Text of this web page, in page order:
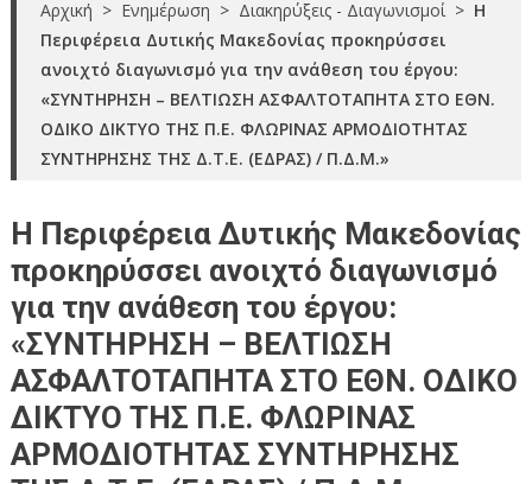
Αρχική > Ενημέρωση > Διακηρύξεις - Διαγωνισμοί > H
Περιφέρεια Δυτικής Μακεδονίας προκηρύσσει
ανοιχτό διαγωνισμό για την ανάθεση του έργου:
«ΣΥΝΤΗΡΗΣΗ – ΒΕΛΤΙΩΣΗ ΑΣΦΑΛΤΟΤΑΠΗΤΑ ΣΤΟ ΕΘΝ.
ΟΔΙΚΟ ΔΙΚΤΥΟ ΤΗΣ Π.Ε. ΦΛΩΡΙΝΑΣ ΑΡΜΟΔΙΟΤΗΤΑΣ
ΣΥΝΤΗΡΗΣΗΣ ΤΗΣ Δ.Τ.Ε. (ΕΔΡΑΣ) / Π.Δ.Μ.»
H Περιφέρεια Δυτικής Μακεδονίας
προκηρύσσει ανοιχτό διαγωνισμό
για την ανάθεση του έργου:
«ΣΥΝΤΗΡΗΣΗ – ΒΕΛΤΙΩΣΗ
ΑΣΦΑΛΤΟΤΑΠΗΤΑ ΣΤΟ ΕΘΝ. ΟΔΙΚΟ
ΔΙΚΤΥΟ ΤΗΣ Π.Ε. ΦΛΩΡΙΝΑΣ
ΑΡΜΟΔΙΟΤΗΤΑΣ ΣΥΝΤΗΡΗΣΗΣ